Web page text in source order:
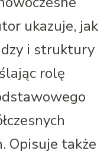
ukazuje, jak
i struktury
rolę
Opisuje także